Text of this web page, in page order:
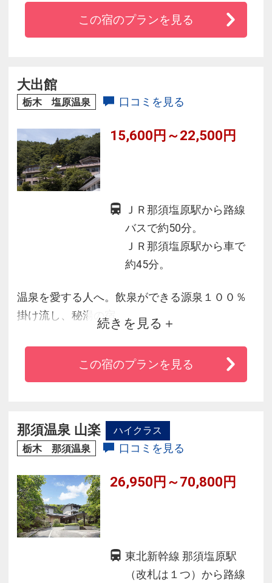
ブルカーで下って訪れる。天然温泉が満たす露
天風呂を全室に備え、効能豊かで美肌の湯とも
場の味覚をふんだんに盛り込んだ会席料理をご
提供。
この宿のプランを見る
大出館
栃木 塩原温泉 口コミを見る
15,600円～22,500円
ＪＲ那須塩原駅から路線
バスで約50分。
ＪＲ那須塩原駅から車で
約45分。
温泉を愛する人へ。飲泉ができる源泉１００％
掛け流し、秘湯の宿。
日本で唯一の「墨の湯」は神秘さと心身ともに
癒されることでしょう。
全部で８ケ所の浴槽を有し、美しい渓谷に囲ま
お食事はお部屋食で、山菜、川魚、お野菜など
地産地消の素朴ですが、温かいおもてなしのお
続きを見る
この宿のプランを見る
那須温泉 山楽
ハイクラス
栃木 那須温泉
口コミを見る
26,950円～70,800円
東北新幹線 那須塩原駅
（改札は１つ）から路線